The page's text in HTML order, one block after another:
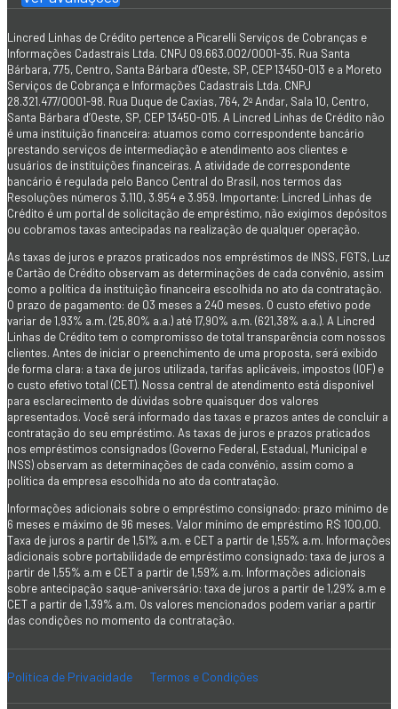
Lincred Linhas de Crédito pertence a Picarelli Serviços de Cobranças e
Informações Cadastrais Ltda. CNPJ 09.663.002/0001-35. Rua Santa
Bárbara, 775, Centro, Santa Bárbara d'Oeste, SP, CEP 13450-013 e a Moreto
Serviços de Cobrança e Informações Cadastrais Ltda. CNPJ
28.321.477/0001-98. Rua Duque de Caxias, 764, 2º Andar, Sala 10, Centro,
Santa Bárbara d’Oeste, SP, CEP 13450-015. A Lincred Linhas de Crédito não
é uma instituição financeira: atuamos como correspondente bancário
prestando serviços de intermediação e atendimento aos clientes e
usuários de instituições financeiras. A atividade de correspondente
bancário é regulada pelo Banco Central do Brasil, nos termos das
Resoluções números 3.110, 3.954 e 3.959. Importante: Lincred Linhas de
Crédito é um portal de solicitação de empréstimo, não exigimos depósitos
ou cobramos taxas antecipadas na realização de qualquer operação.
As taxas de juros e prazos praticados nos empréstimos de INSS, FGTS, Luz
e Cartão de Crédito observam as determinações de cada convênio, assim
como a política da instituição financeira escolhida no ato da contratação.
O prazo de pagamento: de 03 meses a 240 meses. O custo efetivo pode
variar de 1,93% a.m. (25,80% a.a.) até 17,90% a.m. (621,38% a.a.). A Lincred
Linhas de Crédito tem o compromisso de total transparência com nossos
clientes. Antes de iniciar o preenchimento de uma proposta, será exibido
de forma clara: a taxa de juros utilizada, tarifas aplicáveis, impostos (IOF) e
o custo efetivo total (CET). Nossa central de atendimento está disponível
para esclarecimento de dúvidas sobre quaisquer dos valores
apresentados. Você será informado das taxas e prazos antes de concluir a
contratação do seu empréstimo. As taxas de juros e prazos praticados
nos empréstimos consignados (Governo Federal, Estadual, Municipal e
INSS) observam as determinações de cada convênio, assim como a
política da empresa escolhida no ato da contratação.
Informações adicionais sobre o empréstimo consignado: prazo mínimo de
6 meses e máximo de 96 meses. Valor mínimo de empréstimo R$ 100,00.
Taxa de juros a partir de 1,51% a.m. e CET a partir de 1,55% a.m. Informações
adicionais sobre portabilidade de empréstimo consignado: taxa de juros a
partir de 1,55% a.m e CET a partir de 1,59% a.m. Informações adicionais
sobre antecipação saque-aniversário: taxa de juros a partir de 1,29% a.m e
CET a partir de 1,39% a.m. Os valores mencionados podem variar a partir
das condições no momento da contratação.
Política de Privacidade Termos e Condições